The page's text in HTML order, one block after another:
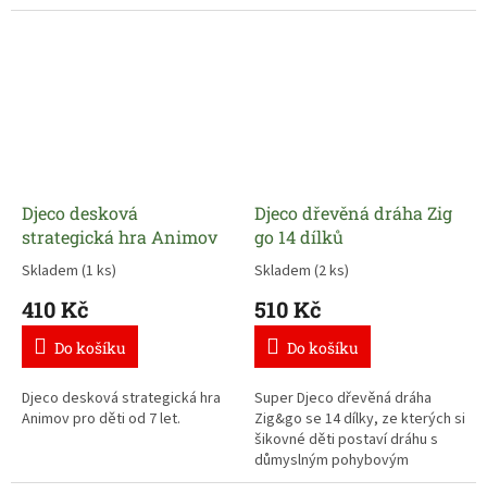
Djeco desková
strategická hra Animov
Skladem (1 ks)
410 Kč
Do košíku
Djeco desková strategická hra
Animov pro děti od 7 let.
Djeco dřevěná dráha Zig
go 14 dílků
Skladem (2 ks)
510 Kč
Do košíku
Super Djeco dřevěná dráha
Zig&go se 14 dílky, ze kterých si
šikovné děti postaví dráhu s
důmyslným pohybovým
efektem.